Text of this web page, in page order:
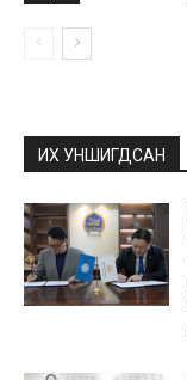
ИХ УНШИГДСАН